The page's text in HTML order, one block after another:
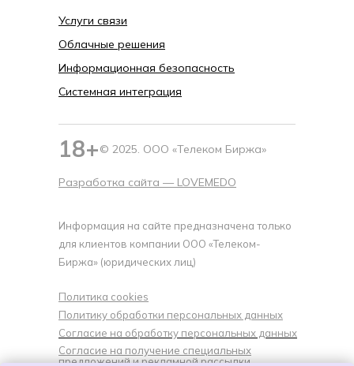
18+© 2025. ООО «Телеком Биржа»
Разработка сайта — LOVEMEDO
Услуги связи
Облачные решения
Информационная безопасность
Системная интеграция
Информация на сайте предназначена только
для клиентов компании ООО «Телеком-
Биржа» (юридических лиц)
Политика cookies
Политику обработки персональных данных
Согласие на обработку персональных данных
Согласие на получение специальных
предложений и рекламной рассылки